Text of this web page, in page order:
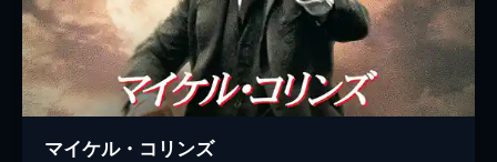
マイケル・コリンズ